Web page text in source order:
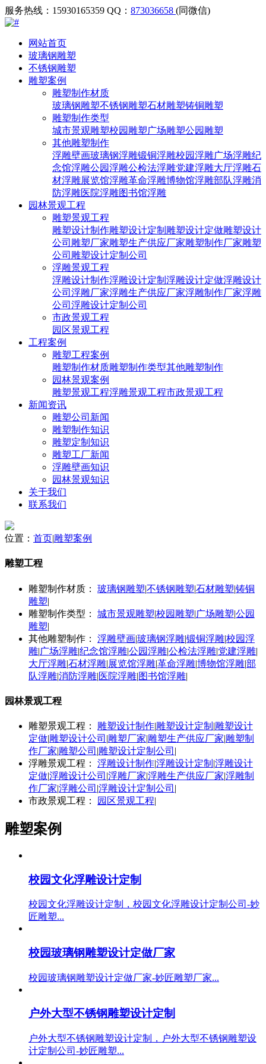
服务热线：15930165359 QQ： 873036658 (同微信)
网站首页
玻璃钢雕塑
不锈钢雕塑
雕塑案例
雕塑制作材质
玻璃钢雕塑不锈钢雕塑石材雕塑铸铜雕塑
雕塑制作类型
城市景观雕塑校园雕塑广场雕塑公园雕塑
其他雕塑制作
浮雕壁画玻璃钢浮雕锻铜浮雕校园浮雕广场浮雕纪
念馆浮雕公园浮雕公检法浮雕党建浮雕大厅浮雕石
材浮雕展览馆浮雕革命浮雕博物馆浮雕部队浮雕消
防浮雕医院浮雕图书馆浮雕
园林景观工程
雕塑景观工程
雕塑设计制作雕塑设计定制 雕塑设计定做雕塑设计
公司 雕塑厂家雕塑生产供应厂家雕塑制作厂家雕塑
公司 雕塑设计定制公司
浮雕景观工程
浮雕设计制作浮雕设计定制 浮雕设计定做浮雕设计
公司 浮雕厂家浮雕生产供应厂家浮雕制作厂家浮雕
公司 浮雕设计定制公司
市政景观工程
园区景观工程
工程案例
雕塑工程案例
雕塑制作材质雕塑制作类型其他雕塑制作
园林景观案例
雕塑景观工程浮雕景观工程市政景观工程
新闻资讯
雕塑公司新闻
雕塑制作知识
雕塑定制知识
雕塑工厂新闻
浮雕壁画知识
园林景观知识
关于我们
联系我们
位置： 首页|雕塑案例
雕塑工程
雕塑制作材质： 玻璃钢雕塑|不锈钢雕塑|石材雕塑|铸铜
雕塑|
雕塑制作类型：
城市景观雕塑|校园雕塑|广场雕塑|公园
雕塑|
其他雕塑制作：
浮雕壁画|玻璃钢浮雕|锻铜浮雕|校园浮
雕|广场浮雕|纪念馆浮雕|公园浮雕|公检法浮雕|党建浮雕|
大厅浮雕|石材浮雕|展览馆浮雕|革命浮雕|博物馆浮雕|部
队浮雕|消防浮雕|医院浮雕|图书馆浮雕|
园林景观工程
雕塑景观工程： 雕塑设计制作|雕塑设计定制 |雕塑设计
定做|雕塑设计公司 |雕塑厂家|雕塑生产供应厂家|雕塑制
作厂家|雕塑公司 |雕塑设计定制公司 |
浮雕景观工程：
浮雕设计制作|浮雕设计定制 |浮雕设计
定做|浮雕设计公司 |浮雕厂家|浮雕生产供应厂家|浮雕制
作厂家|浮雕公司 |浮雕设计定制公司 |
市政景观工程：
园区景观工程|
雕塑案例
校园文化浮雕设计定制
校园文化浮雕设计定制，校园文化浮雕设计定制公司-妙
匠雕塑...
校园玻璃钢雕塑设计定做厂家
校园玻璃钢雕塑设计定做厂家-妙匠雕塑厂家...
户外大型不锈钢雕塑设计定制
户外大型不锈钢雕塑设计定制，户外大型不锈钢雕塑设
计定制公司-妙匠雕塑...